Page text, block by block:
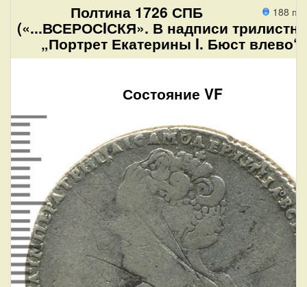
188
Полтина 1726 СПБ
(«...ВСЕРОСIСКЯ». В надписи
„Портрет Екатерины I. Бюст влево“.
Состояние VF